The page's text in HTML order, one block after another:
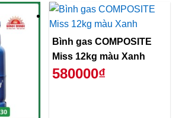
Bình gas COMPOSITE
Miss 12kg màu Xanh
580000₫